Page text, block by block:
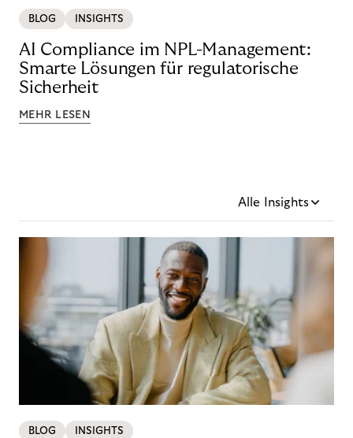
BLOG INSIGHTS
AI Compliance im NPL-Management:
Smarte Lösungen für regulatorische
Sicherheit
MEHR LESEN
Alle Insights
BLOG INSIGHTS